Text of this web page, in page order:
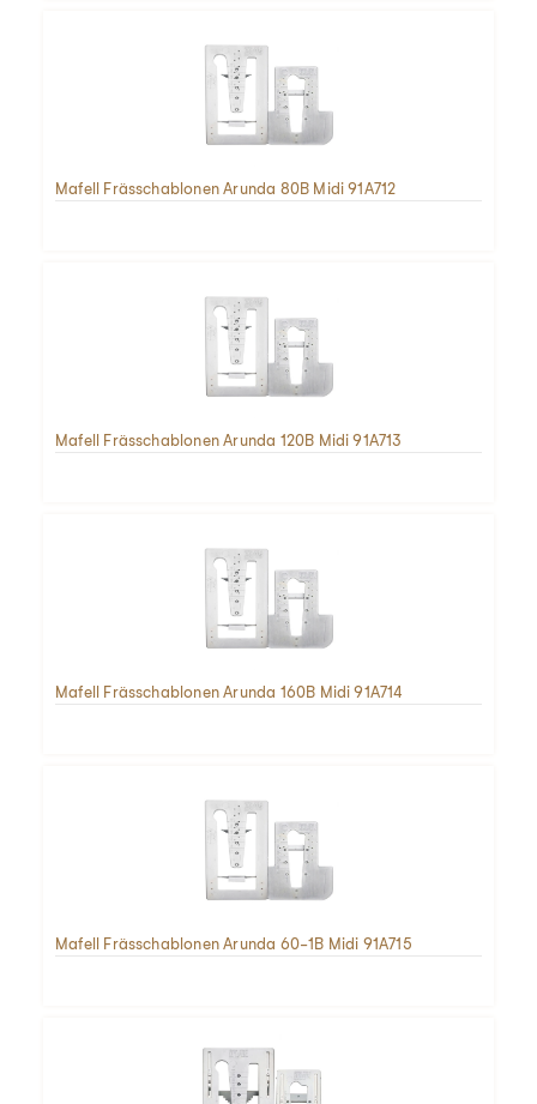
Mafell Frässchablonen Arunda 80B Midi 91A712
Mafell Frässchablonen Arunda 120B Midi 91A713
Mafell Frässchablonen Arunda 160B Midi 91A714
Mafell Frässchablonen Arunda 60-1B Midi 91A715